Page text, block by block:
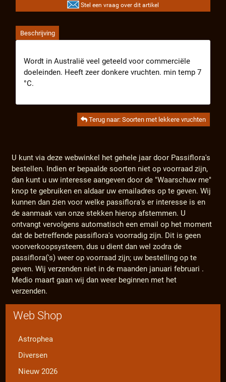
Stel een vraag over dit artikel
Beschrijving
Wordt in Australië veel geteeld voor commerciële
doeleinden. Heeft zeer donkere vruchten. min temp 7
°C.
Terug naar: Soorten met lekkere vruchten
U kunt via deze webwinkel het gehele jaar door Passiflora's
bestellen. Indien er bepaalde soorten niet op voorraad zijn,
dan kunt u uw interesse aangeven door de "Waarschuw me"
knop te gebruiken en aldaar uw emailadres op te geven. Wij
kunnen dan zien voor welke passiflora's er interesse is en
de aanmaak van onze stekken hierop afstemmen. U
ontvangt vervolgens automatisch een email op het moment
dat de betreffende passiflora's voorradig zijn. Dit is geen
voorverkoopsysteem, dus u dient dan wel zodra de
passiflora('s) weer op voorraad zijn; uw bestelling op te
geven. Wij verzenden niet in de maanden januari februari .
Medio maart gaan wij dan weer beginnen met het
verzenden.
Web Shop
Astrophea
Diversen
Nieuw 2026